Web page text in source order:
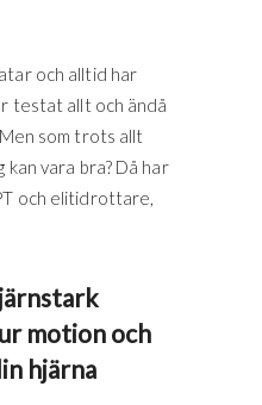
och alltid har
testat allt och ändå
som trots allt
vara bra? Då har
och elitidrottare,
motion och
hjärna